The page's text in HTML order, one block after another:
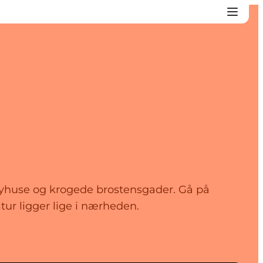
og krogede brostensgader. Gå på
ligger lige i nærheden.